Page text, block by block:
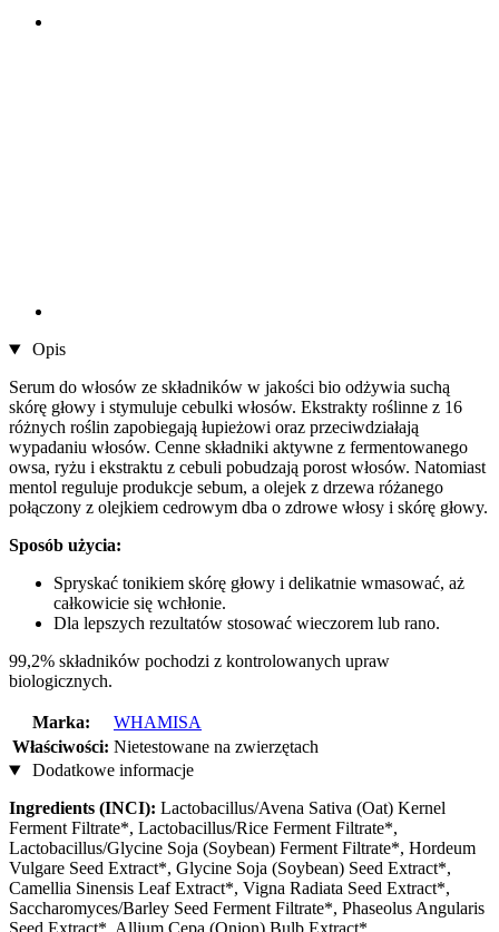
Opis
Serum do włosów ze składników w jakości bio odżywia suchą
skórę głowy i stymuluje cebulki włosów. Ekstrakty roślinne z 16
różnych roślin zapobiegają łupieżowi oraz przeciwdziałają
wypadaniu włosów. Cenne składniki aktywne z fermentowanego
owsa, ryżu i ekstraktu z cebuli pobudzają porost włosów. Natomiast
mentol reguluje produkcje sebum, a olejek z drzewa różanego
połączony z olejkiem cedrowym dba o zdrowe włosy i skórę głowy.
Sposób użycia:
Spryskać tonikiem skórę głowy i delikatnie wmasować, aż
całkowicie się wchłonie.
Dla lepszych rezultatów stosować wieczorem lub rano.
99,2% składników pochodzi z kontrolowanych upraw
biologicznych.
Marka:
WHAMISA
Właściwości: Nietestowane na zwierzętach
Dodatkowe informacje
Ingredients (INCI): Lactobacillus/Avena Sativa (Oat) Kernel
Ferment Filtrate*, Lactobacillus/Rice Ferment Filtrate*,
Lactobacillus/Glycine Soja (Soybean) Ferment Filtrate*, Hordeum
Vulgare Seed Extract*, Glycine Soja (Soybean) Seed Extract*,
Camellia Sinensis Leaf Extract*, Vigna Radiata Seed Extract*,
Saccharomyces/Barley Seed Ferment Filtrate*, Phaseolus Angularis